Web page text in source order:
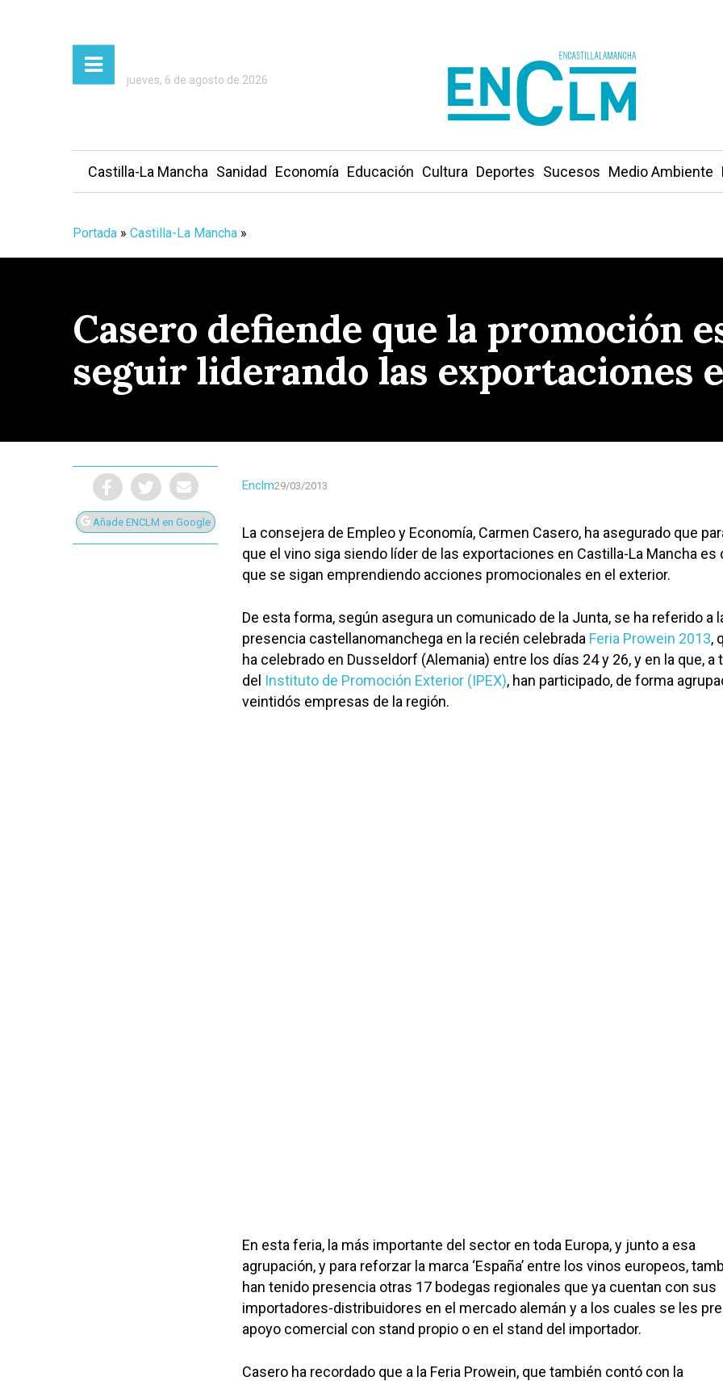
Presiona Intro para buscar o ESC para cerrar
jueves, 6 de agosto de 2026
Castilla-La Mancha Sanidad Economía Educación Cultura Deportes Sucesos Medio Ambiente
Portada » Castilla-La Mancha »
Casero defiende que la promoción
seguir liderando las exportaciones
Añade ENCLM en Google
Enclm29/03/2013
La consejera de Empleo y Economía, Carmen Casero, ha asegurado que
que el vino siga siendo líder de las exportaciones en Castilla-La Mancha es
que se sigan emprendiendo acciones promocionales en el exterior.
De esta forma, según asegura un comunicado de la Junta, se ha referido a
presencia castellanomanchega en la recién celebrada Feria Prowein 2013,
ha celebrado en Dusseldorf (Alemania) entre los días 24 y 26, y en la que, a
del Instituto de Promoción Exterior (IPEX), han participado, de forma
veintidós empresas de la región.
En esta feria, la más importante del sector en toda Europa, y junto a esa
agrupación, y para reforzar la marca ‘España’ entre los vinos europeos,
han tenido presencia otras 17 bodegas regionales que ya cuentan con sus
importadores-distribuidores en el mercado alemán y a los cuales se les
apoyo comercial con stand propio o en el stand del importador.
Casero ha recordado que a la Feria Prowein, que también contó con la